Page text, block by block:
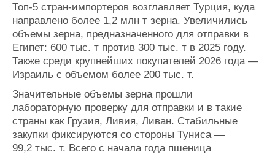
Конференции
Выставки и семинары
Личности
Словарь
Флот
Галерея флота
Форум
Отзывы
Все службы
Топ-5 стран-импортеров возглавляет Турция, куда
направлено более 1,2 млн т зерна. Увеличились
объемы зерна, предназначенного для отправки в
Египет: 600 тыс. т против 300 тыс. т в 2025 году.
Также среди крупнейших покупателей 2026 года —
Израиль с объемом более 200 тыс. т.
Значительные объемы зерна прошли
лабораторную проверку для отправки и в такие
страны как Грузия, Ливия, Ливан. Стабильные
закупки фиксируются со стороны Туниса —
99,2 тыс. т. Всего с начала года пшеница